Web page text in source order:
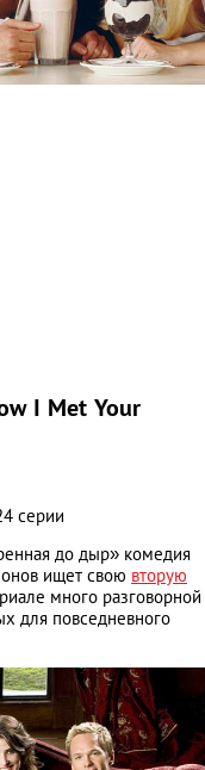
I Met Your
серии
до дыр» комедия
ищет свою вторую
много разговорной
для повседневного